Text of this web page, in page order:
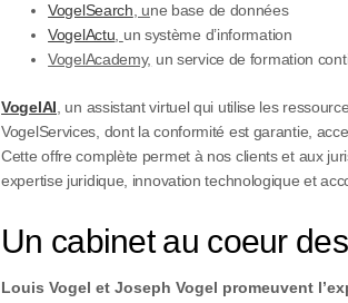
VogelSearch , une base de données
VogelActu un système d’information
VogelAcademy, un service de formation
VogelAI , un assistant virtuel qui utilise les
VogelServices, dont la conformité est garantie,
Cette offre complète permet à nos clients et aux
expertise juridique, innovation technologique et
Un cabinet au coeur
Louis Vogel et Joseph Vogel promeuvent